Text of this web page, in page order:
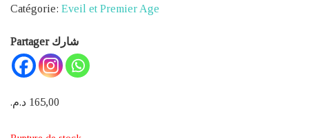
Catégorie: Eveil et Premier Age
Partager شارك
165,00 د.م.